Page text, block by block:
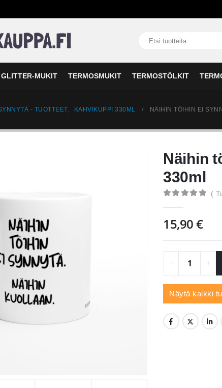
GLITTER-MUKIT TERMOSMUKIT TERMOSTÖLKIT
- TUOTTEET, KAHVIKUPPI 330ML NÄIHIN TÖIHIN EI
Näihin
330ml
(
15,90€
Näytä kaikki